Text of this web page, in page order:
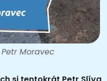
Moravec